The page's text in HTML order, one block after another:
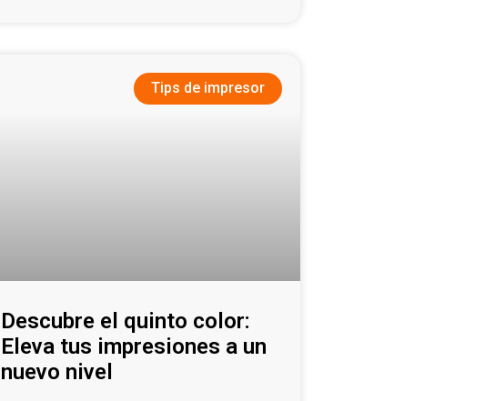
Tips de impresor
Descubre el quinto color:
Eleva tus impresiones a un
nuevo nivel